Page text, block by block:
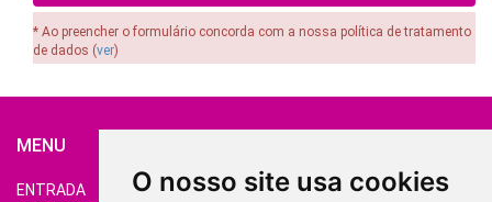
O nosso site usa cookies
* Ao preencher o formulário concorda com a nossa política de tratamento
de dados (ver)
MENU
ENTRADA QUEM SOMOS
CONTACTOS